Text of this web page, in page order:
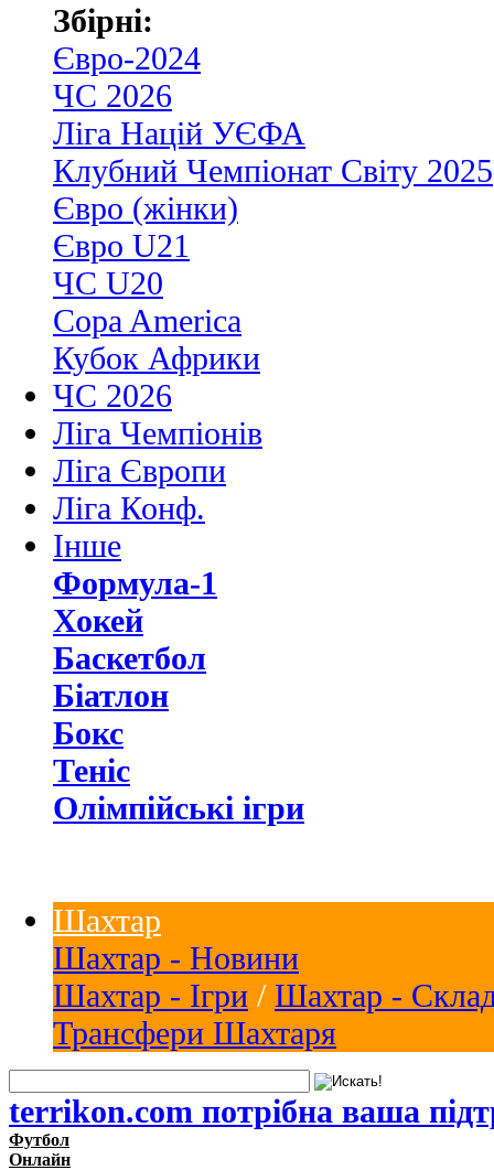
Збірні:
Євро-2024
ЧС 2026
Ліга Націй УЄФА
Клубний Чемпіонат Світу 2025
Євро (жінки)
Євро U21
ЧС U20
Copa America
Кубок Африки
ЧС 2026
Ліга Чемпіонів
Ліга Європи
Ліга Конф.
Інше
Формула-1
Хокей
Баскетбол
Біатлон
Бокс
Теніс
Олімпійські ігри
Шахтар
Шахтар - Новини
Шахтар - Ігри / Шахтар -
Трансфери Шахтаря
terrikon.com потрібна ваша
Футбол
Онлайн